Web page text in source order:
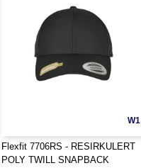
W1
Flexfit 7706RS - RESIRKULERT
POLY TWILL SNAPBACK